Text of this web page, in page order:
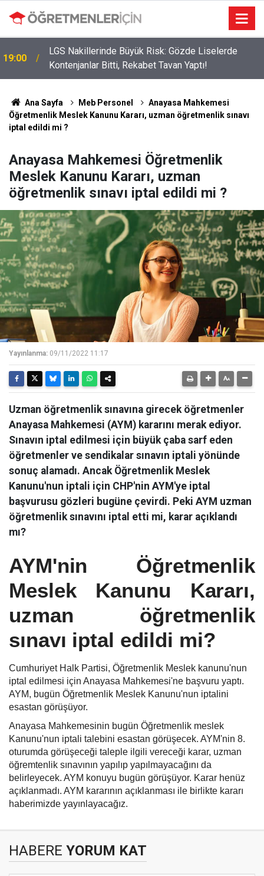
19:00
LGS Nakillerinde Büyük Risk: Gözde Liselerde
Kontenjanlar Bitti, Rekabet Tavan Yaptı!
Ana Sayfa Meb Personel
Anayasa Mahkemesi
Öğretmenlik Meslek Kanunu Kararı, uzman öğretmenlik sınavı
iptal edildi mi ?
Anayasa Mahkemesi Öğretmenlik
Meslek Kanunu Kararı, uzman
öğretmenlik sınavı iptal edildi mi ?
Yayınlanma: 09/11/2022 11:17
Uzman öğretmenlik sınavına girecek öğretmenler
Anayasa Mahkemesi (AYM) kararını merak ediyor.
Sınavın iptal edilmesi için büyük çaba sarf eden
öğretmenler ve sendikalar sınavın iptali yönünde
sonuç alamadı. Ancak Öğretmenlik Meslek
Kanunu'nun iptali için CHP'nin AYM'ye iptal
başvurusu gözleri bugüne çevirdi. Peki AYM uzman
öğretmenlik sınavını iptal etti mi, karar açıklandı
mı?
AYM'nin Öğretmenlik
Meslek Kanunu Kararı,
uzman öğretmenlik
sınavı iptal edildi mi?
Cumhuriyet Halk Partisi, Öğretmenlik Meslek kanunu'nun
iptal edilmesi için Anayasa Mahkemesi'ne başvuru yaptı.
AYM, bugün Öğretmenlik Meslek Kanunu'nun iptalini
esastan görüşüyor.
Anayasa Mahkemesinin bugün Öğretmenlik meslek
Kanunu'nun iptali talebini esastan görüşecek. AYM'nin 8.
oturumda görüşeceği taleple ilgili vereceği karar, uzman
öğremtenlik sınavının yapılıp yapılmayacağını da
belirleyecek. AYM konuyu bugün görüşüyor. Karar henüz
açıklanmadı. AYM kararının açıklanması ile birlikte kararı
haberimizde yayınlayacağız.
HABERE YORUM KAT